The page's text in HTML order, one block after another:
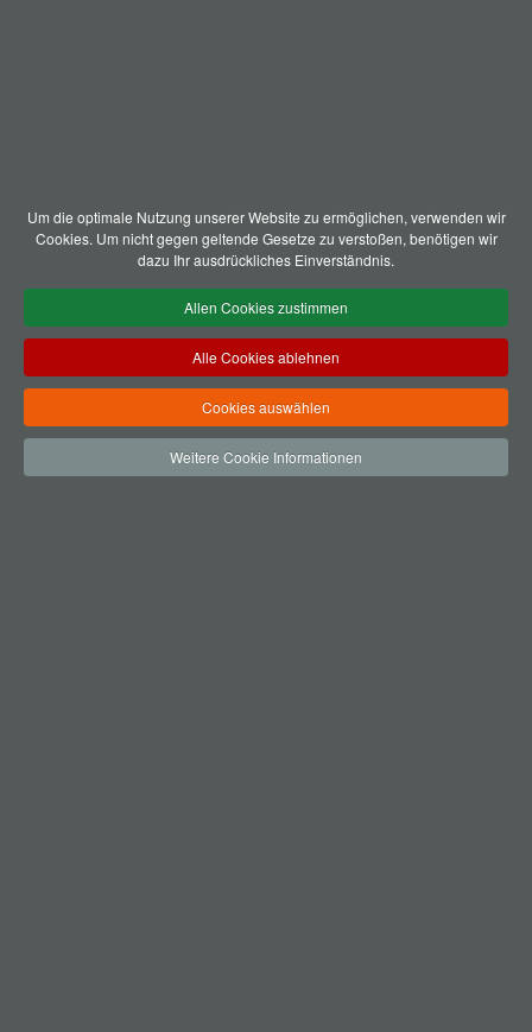
Um die optimale Nutzung unserer Website zu ermöglichen, verwenden wir
Cookies. Um nicht gegen geltende Gesetze zu verstoßen, benötigen wir
dazu Ihr ausdrückliches Einverständnis.
Allen Cookies zustimmen
Alle Cookies ablehnen
Cookies auswählen
Weitere Cookie Informationen